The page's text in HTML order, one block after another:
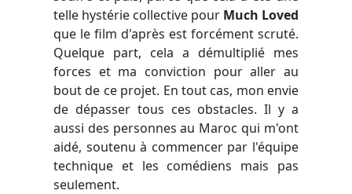
telle hystérie collective pour Much Loved
que le film d'après est forcément scruté.
Quelque part, cela a démultiplié mes
forces et ma conviction pour aller au
bout de ce projet. En tout cas, mon envie
de dépasser tous ces obstacles. Il y a
aussi des personnes au Maroc qui m'ont
aidé, soutenu à commencer par l'équipe
technique et les comédiens mais pas
seulement.